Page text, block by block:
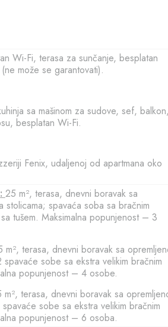
Wi-Fi, terasa za sunčanje, besplatan
može se garantovati).
sa mašinom za sudove, sef, balkon,
besplatan Wi-Fi.
Fenix, udaljenoj od apartmana oko
25 m², terasa, dnevni boravak sa
stolicama; spavaća soba sa bračnim
tušem. Maksimalna popunjenost – 3
m², terasa, dnevni boravak sa
sobe sa ekstra velikim bračnim
popunjenost – 4 osobe.
m², terasa, dnevni boravak sa
sobe sa ekstra velikim bračnim
popunjenost – 6 osoba.